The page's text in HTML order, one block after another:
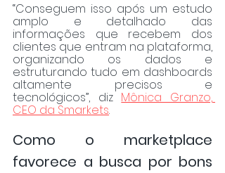
“Conseguem isso após um estudo
amplo e detalhado das
informações que recebem dos
clientes que entram na plataforma,
organizando os dados e
estruturando tudo em dashboards
altamente precisos e
tecnológicos”, diz Mônica Granzo,
CEO da Smarkets.
Como o marketplace
favorece a busca por bons